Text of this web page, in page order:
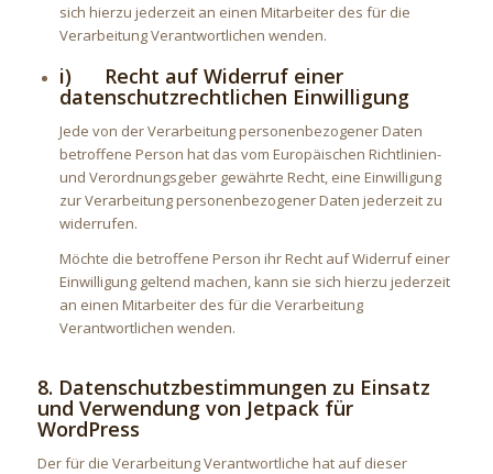
sich hierzu jederzeit an einen Mitarbeiter des für die
Verarbeitung Verantwortlichen wenden.
i) Recht auf Widerruf einer
datenschutzrechtlichen Einwilligung
Jede von der Verarbeitung personenbezogener Daten
betroffene Person hat das vom Europäischen Richtlinien-
und Verordnungsgeber gewährte Recht, eine Einwilligung
zur Verarbeitung personenbezogener Daten jederzeit zu
widerrufen.
Möchte die betroffene Person ihr Recht auf Widerruf einer
Einwilligung geltend machen, kann sie sich hierzu jederzeit
an einen Mitarbeiter des für die Verarbeitung
Verantwortlichen wenden.
8. Datenschutzbestimmungen zu Einsatz
und Verwendung von Jetpack für
WordPress
Der für die Verarbeitung Verantwortliche hat auf dieser